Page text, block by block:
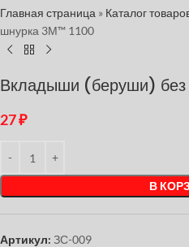
Главная страница » Каталог
шнурка 3М™ 1100
Вкладыши (беруши)
27₽
В
Артикул: ЗС-009